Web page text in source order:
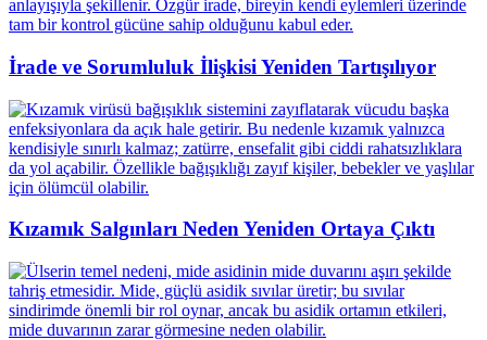
İrade ve Sorumluluk İlişkisi Yeniden Tartışılıyor
Kızamık Salgınları Neden Yeniden Ortaya Çıktı